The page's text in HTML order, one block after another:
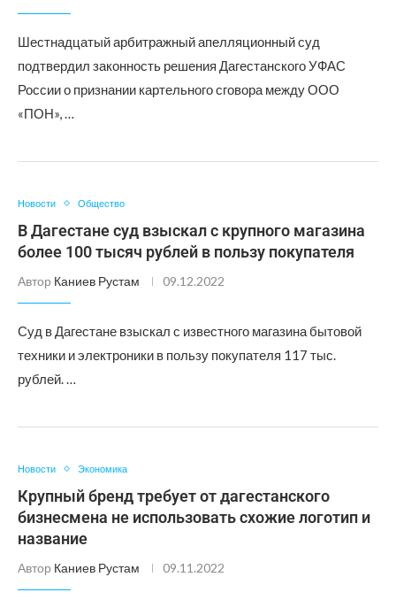
Шестнадцатый арбитражный апелляционный суд
подтвердил законность решения Дагестанского УФАС
России о признании картельного сговора между ООО
«ПОН», …
Новости Общество
В Дагестане суд взыскал с крупного магазина
более 100 тысяч рублей в пользу покупателя
Автор Каниев Рустам 09.12.2022
Суд в Дагестане взыскал с известного магазина бытовой
техники и электроники в пользу покупателя 117 тыс.
рублей. …
Новости Экономика
Крупный бренд требует от дагестанского
бизнесмена не использовать схожие логотип и
название
Автор Каниев Рустам 09.11.2022